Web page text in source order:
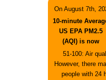
On August 7th,
10-minute
US EPA PM2.5
(AQI) is now
51-100: Air
However, there
people with 24